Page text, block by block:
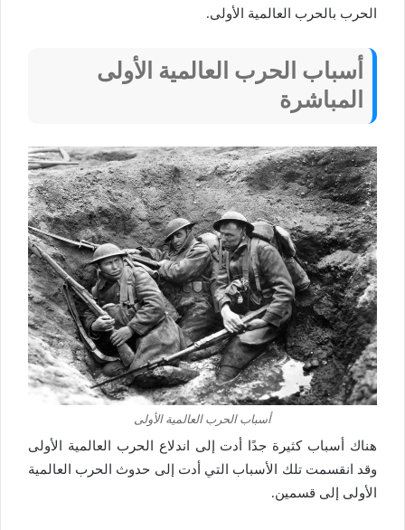
الحرب بالحرب العالمية الأولى.
أسباب الحرب العالمية الأولى
المباشرة
أسباب الحرب العالمية الأولى
هناك أسباب كثيرة جدًا أدت إلى اندلاع الحرب العالمية الأولى
وقد انقسمت تلك الأسباب التي أدت إلى حدوث الحرب العالمية
الأولى إلى قسمين.